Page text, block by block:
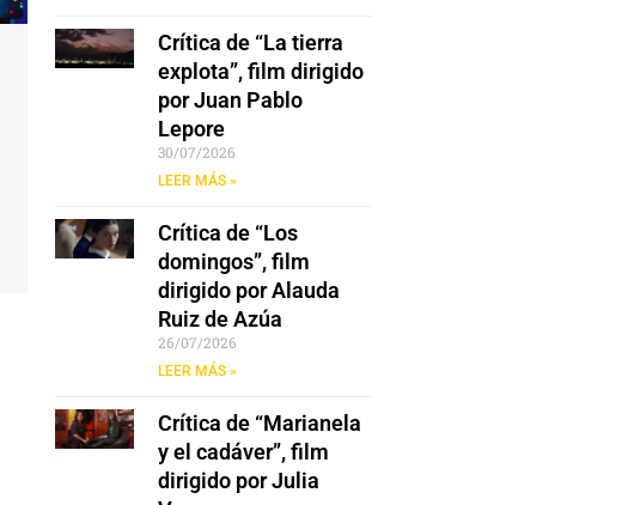
Crítica de “La tierra
explota”, film dirigido
por Juan Pablo
Lepore
30/07/2026
LEER MÁS »
Crítica de “Los
domingos”, film
dirigido por Alauda
Ruiz de Azúa
26/07/2026
LEER MÁS »
Crítica de “Marianela
y el cadáver”, film
dirigido por Julia